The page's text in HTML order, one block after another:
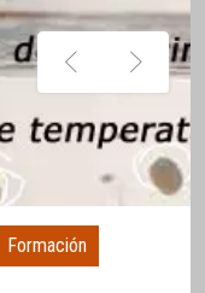
Formación